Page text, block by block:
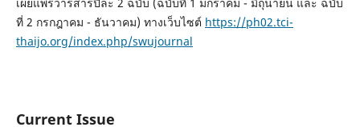
ที่ 2 กรกฎาคม - ธันวาคม) ทางเว็บไซต์ https://ph02.tci-
thaijo.org/index.php/swujournal
Current Issue